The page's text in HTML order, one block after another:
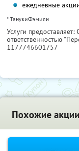
ежедневные
* ТанукиФэмили
Услуги
ответственностью
1177746601757
Похожие